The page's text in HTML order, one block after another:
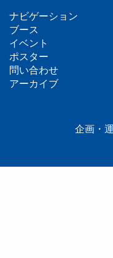
フ
ッ
タ
ナビゲーション
ブース
イベント
ポスター
問い合わせ
アーカイブ
企画・